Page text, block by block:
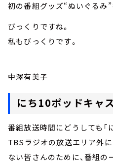
初の番組グッズ“ぬいぐるみ”
びっくりですね。
私もびっくりです。
中澤有美子
にち10ポッドキャ
番組放送時間にどうしても「
TBSラジオの放送エリア外
ない皆さんのために、番組